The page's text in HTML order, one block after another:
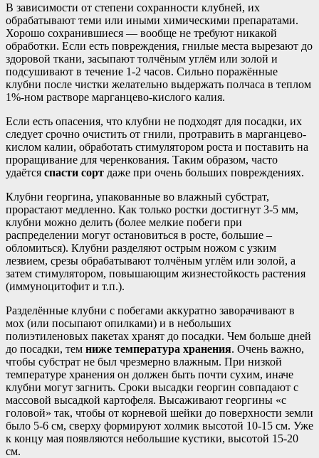
В зависимости от степени сохранности клубней, их
обрабатывают теми или иными химическими препаратами.
Хорошо сохранившиеся — вообще не требуют никакой
обработки. Если есть повреждения, гнилые места вырезают до
здоровой ткани, засыпают толчёным углём или золой и
подсушивают в течение 1-2 часов. Сильно поражённые
клубни после чистки желательно выдержать полчаса в теплом
1%-ном растворе марганцево-кислого калия.
Если есть опасения, что клубни не подходят для посадки, их
следует срочно очистить от гнили, протравить в марганцево-
кислом калии, обработать стимулятором роста и поставить на
проращивание для черенкования. Таким образом, часто
удаётся спасти сорт даже при очень больших повреждениях.
Клубни георгина, упакованные во влажный субстрат,
прорастают медленно. Как только ростки достигнут 3-5 мм,
клубни можно делить (более мелкие побеги при
распределении могут остановиться в росте, большие –
обломиться). Клубни разделяют острым ножом с узким
лезвием, срезы обрабатывают толчёным углём или золой, а
затем стимулятором, повышающим жизнестойкость растения
(иммуноцитофит и т.п.).
Разделённые клубни с побегами аккуратно заворачивают в
мох (или посыпают опилками) и в небольших
полиэтиленовых пакетах хранят до посадки. Чем больше дней
до посадки, тем ниже температура хранения. Очень важно,
чтобы субстрат не был чрезмерно влажным. При низкой
температуре хранения он должен быть почти сухим, иначе
клубни могут загнить. Сроки высадки георгин совпадают с
массовой высадкой картофеля. Высаживают георгины «с
головой» так, чтобы от корневой шейки до поверхности земли
было 5-6 см, сверху формируют холмик высотой 10-15 см. Уже
к концу мая появляются небольшие кустики, высотой 15-20
см.